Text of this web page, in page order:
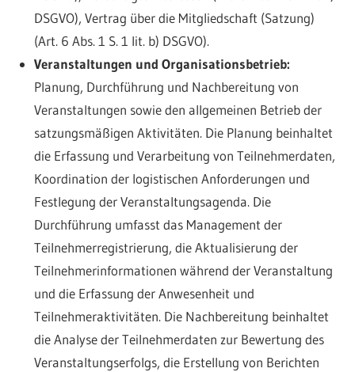
DSGVO), Vertrag über die Mitgliedschaft (Satzung)
(Art. 6 Abs. 1 S. 1 lit. b) DSGVO).
Veranstaltungen und Organisationsbetrieb:
Planung, Durchführung und Nachbereitung von
Veranstaltungen sowie den allgemeinen Betrieb der
satzungsmäßigen Aktivitäten. Die Planung beinhaltet
die Erfassung und Verarbeitung von Teilnehmerdaten,
Koordination der logistischen Anforderungen und
Festlegung der Veranstaltungsagenda. Die
Durchführung umfasst das Management der
Teilnehmerregistrierung, die Aktualisierung der
Teilnehmerinformationen während der Veranstaltung
und die Erfassung der Anwesenheit und
Teilnehmeraktivitäten. Die Nachbereitung beinhaltet
die Analyse der Teilnehmerdaten zur Bewertung des
Veranstaltungserfolgs, die Erstellung von Berichten